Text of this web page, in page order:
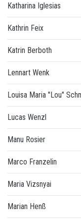
Katharina Iglesias
Kathrin Feix
Katrin Berboth
Lennart Wenk
Louisa Maria "Lou"
Lucas Wenzl
Manu Rosier
Marco Franzelin
Maria Vizsnyai
Marian Henß